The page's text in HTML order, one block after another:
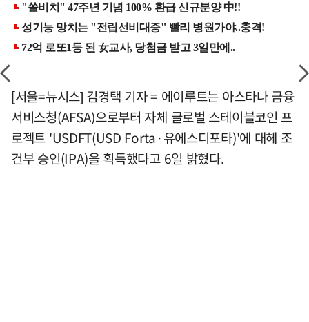
[서울=뉴시스] 김경택 기자 = 에이루트는 아스타나 금융
서비스청(AFSA)으로부터 자체 글로벌 스테이블코인 프
로젝트 'USDFT(USD Forta·유에스디포타)'에 대헤 조
건부 승인(IPA)을 획득했다고 6일 밝혔다.